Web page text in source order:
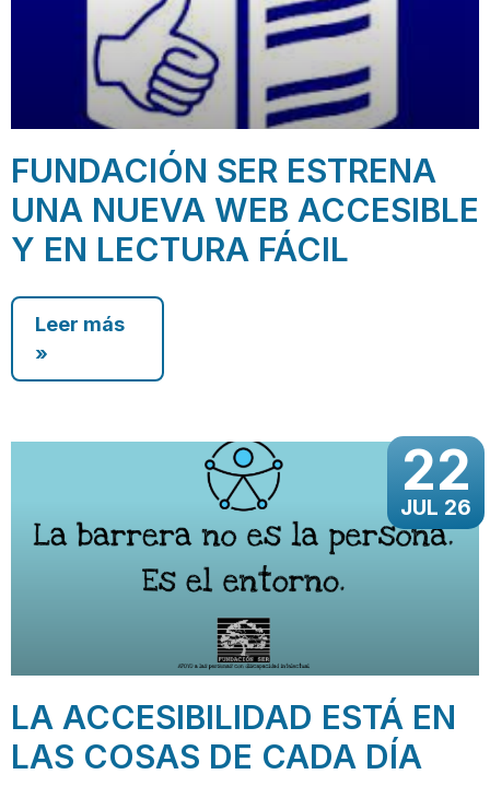
FUNDACIÓN SER ESTRENA
UNA NUEVA WEB ACCESIBLE
Y EN LECTURA FÁCIL
Leer más
»
22
JUL 26
LA ACCESIBILIDAD ESTÁ EN
LAS COSAS DE CADA DÍA